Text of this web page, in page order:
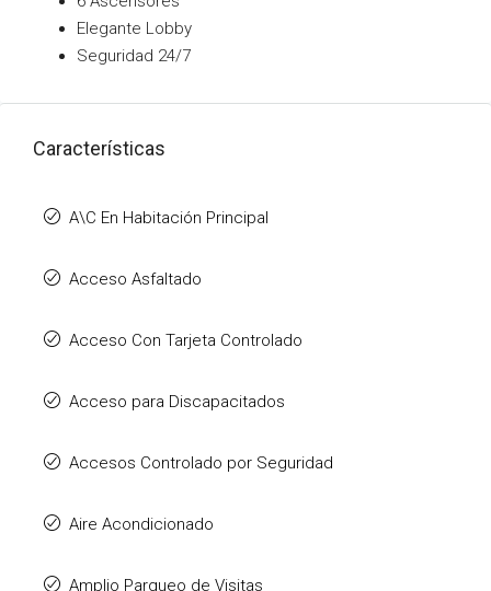
Elegante Lobby
Seguridad 24/7
Características
A\C En Habitación Principal
Acceso Asfaltado
Acceso Con Tarjeta Controlado
Acceso para Discapacitados
Accesos Controlado por Seguridad
Aire Acondicionado
Amplio Parqueo de Visitas